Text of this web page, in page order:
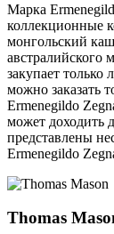
Марка
коллекционные
монгольский
австралийского
закупает
можно заказать
Ermenegildo
может доходить
представлены
Ermenegildo
Thomas